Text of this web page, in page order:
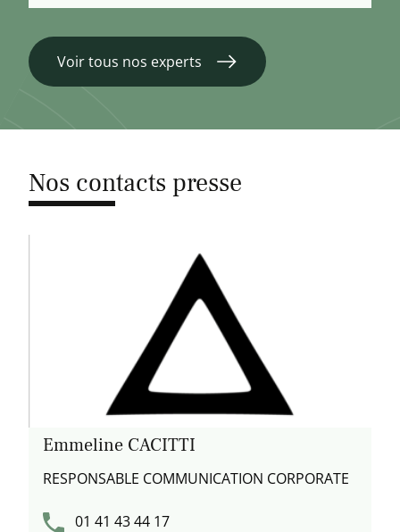
Voir tous nos experts
Nos contacts presse
Emmeline CACITTI
RESPONSABLE COMMUNICATION CORPORATE
01 41 43 44 17